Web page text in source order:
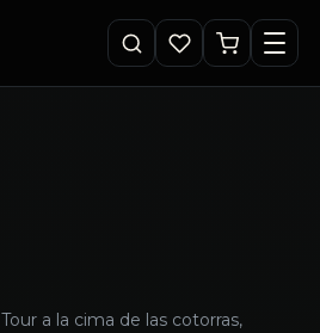
Tour a la cima de las cotorras,